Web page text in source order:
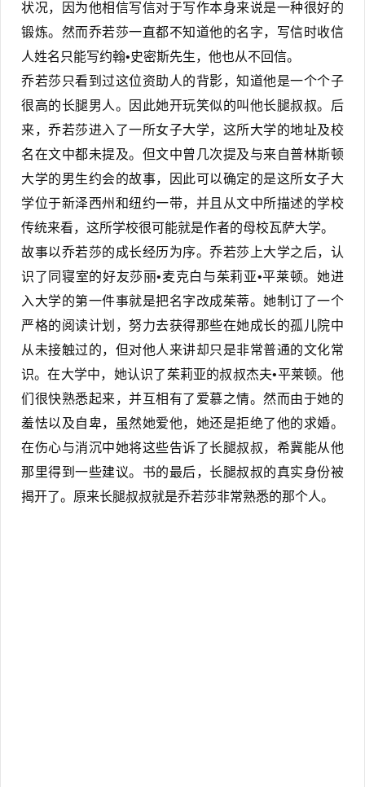
状况，因为他相信写信对于写作本身来说是一种很好的
锻炼。然而乔若莎一直都不知道他的名字，写信时收信
人姓名只能写约翰•史密斯先生，他也从不回信。
乔若莎只看到过这位资助人的背影，知道他是一个个子
很高的长腿男人。因此她开玩笑似的叫他长腿叔叔。后
来，乔若莎进入了一所女子大学，这所大学的地址及校
名在文中都未提及。但文中曾几次提及与来自普林斯顿
大学的男生约会的故事，因此可以确定的是这所女子大
学位于新泽西州和纽约一带，并且从文中所描述的学校
传统来看，这所学校很可能就是作者的母校瓦萨大学。
故事以乔若莎的成长经历为序。乔若莎上大学之后，认
识了同寝室的好友莎丽•麦克白与茱莉亚•平莱顿。她进
入大学的第一件事就是把名字改成茱蒂。她制订了一个
严格的阅读计划，努力去获得那些在她成长的孤儿院中
从未接触过的，但对他人来讲却只是非常普通的文化常
识。在大学中，她认识了茱莉亚的叔叔杰夫•平莱顿。他
们很快熟悉起来，并互相有了爱慕之情。然而由于她的
羞怯以及自卑，虽然她爱他，她还是拒绝了他的求婚。
在伤心与消沉中她将这些告诉了长腿叔叔，希冀能从他
那里得到一些建议。书的最后，长腿叔叔的真实身份被
揭开了。原来长腿叔叔就是乔若莎非常熟悉的那个人。